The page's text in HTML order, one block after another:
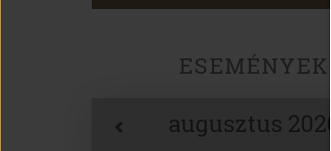
ESEMÉNYEK
augusztus 2026